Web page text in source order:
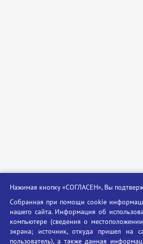
Нажимая кнопку «СОГЛАСЕН», Вы
Собранная при помощи cookie
нашего сайта. Информация об
компьютере (сведения о
экрана; источник, откуда пришел на
пользователь), а также данная